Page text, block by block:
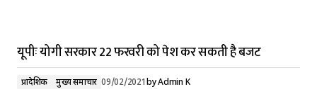
यूपीः योगी सरकार 22 फरवरी को पेश कर सकती है बजट
प्रादेशिक मुख्य समाचार 09/02/2021byAdmin K